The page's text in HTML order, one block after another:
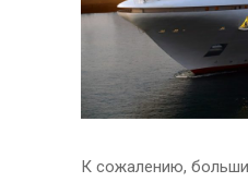
К сожалению,